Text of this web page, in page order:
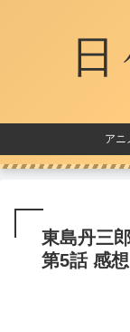
アニ
東島丹三
第5話 感想